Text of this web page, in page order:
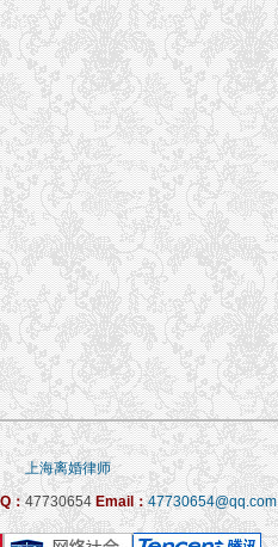
上海离婚律师
：47730654Email：47730654@qq.com